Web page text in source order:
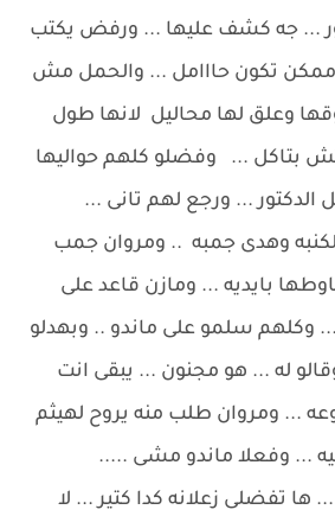
... جه كشف عليها ... ورفض يكتب
ممكن تكون حااامل ... والحمل مش
وعلق لها محاليل لانها طول
بتاكل ... وفضلو كلهم حواليها
... ورجع لهم تانى ...
وهدى جمبه .. ومروان جمب
بايديه ... ومازن قاعد على
وكلهم سلمو على ماندو .. وبهدلو
له ... هو مجنون ... يبقى انت
... ومروان طلب منه يروح لهيثم
... وفعلا ماندو مشى .....
ها تفضلى زعلانه كدا كتير ... لا